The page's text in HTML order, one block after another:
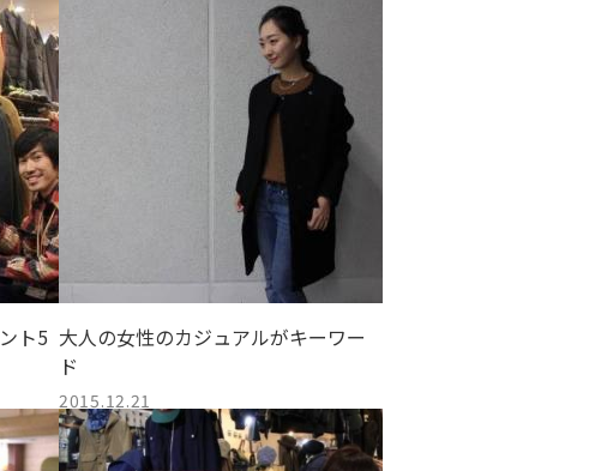
ト5 大人の女性のカジュアルがキーワー
ド
2015.12.21